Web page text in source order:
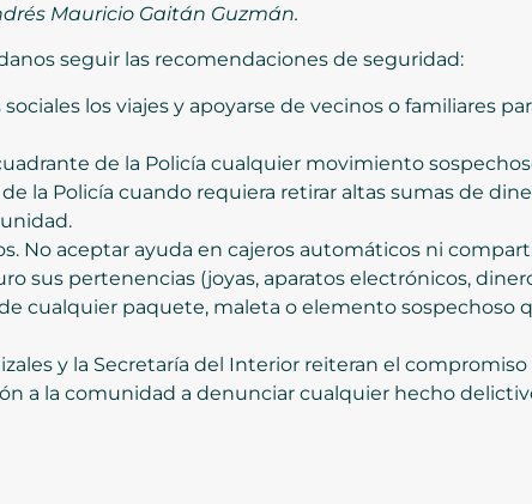
Mauricio Gaitán Guzmán.
seguir las recomendaciones de seguridad:
los viajes y apoyarse de vecinos o familiares
de la Policía cualquier movimiento
la Policía cuando requiera retirar altas sumas de
No aceptar ayuda en cajeros automáticos ni
sus pertenencias (joyas, aparatos electrónicos,
cualquier paquete, maleta o elemento sospechoso
y la Secretaría del Interior reiteran el
a la comunidad a denunciar cualquier hecho